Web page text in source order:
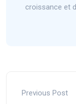
croissance et
Previous Post